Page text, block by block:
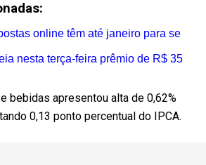
online têm até janeiro para se
nesta terça-feira prêmio de R$ 35
bebidas apresentou alta de 0,62%
0,13 ponto percentual do IPCA.